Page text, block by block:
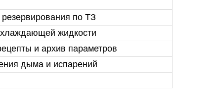
по ТЗ
жидкости
и архив параметров
дыма и испарений